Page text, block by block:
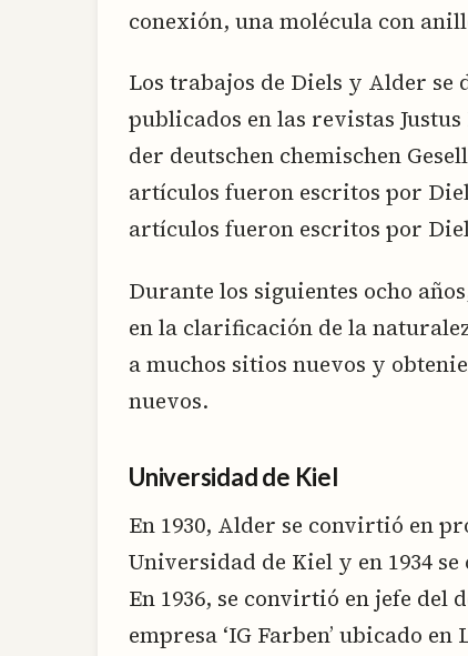
conexión, una molécula con
Los trabajos de Diels y Alder se
publicados en las revistas
der deutschen chemischen
artículos fueron escritos por
artículos fueron escritos por
Durante los siguientes ocho
en la clarificación de la
a muchos sitios nuevos y
nuevos.
Universidad de Kiel
En 1930, Alder se convirtió en
Universidad de Kiel y en 1934
En 1936, se convirtió en jefe del
empresa ‘IG Farben’ ubicado